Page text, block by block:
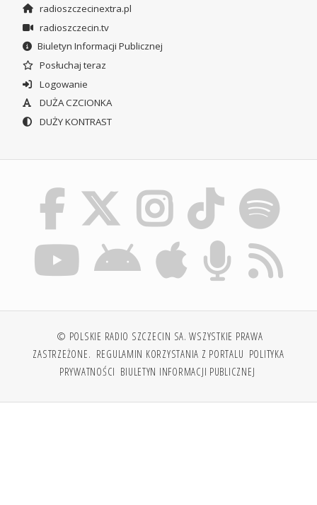
radioszczecinextra.pl
radioszczecin.tv
Biuletyn Informacji Publicznej
Posłuchaj teraz
Logowanie
DUŻA CZCIONKA
DUŻY KONTRAST
© POLSKIE RADIO SZCZECIN SA. WSZYSTKIE PRAWA
ZASTRZEŻONE. REGULAMIN KORZYSTANIA Z PORTALU POLITYKA
PRYWATNOŚCI BIULETYN INFORMACJI PUBLICZNEJ